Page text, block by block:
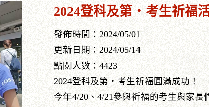
2024登科及第．考生祈福
發佈時間：2024/05/01
更新日期：2024/05/14
點閱人數：4423
2024登科及第‧考生祈福圓滿成功！
今年4/20、4/21參與祈福的考生與家長